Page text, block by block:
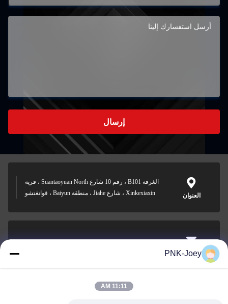
إرسال
العنوان
الغرفة B101 ، رقم 10 شارع Suantaoyuan North ، قرية
Xinkexiaxin ، شارع Jiahe ، منطقة Baiyun ، قوانغتشو
البريد
xianzhihao@gzxingchao.infoPNK-Joey
11:11 AM